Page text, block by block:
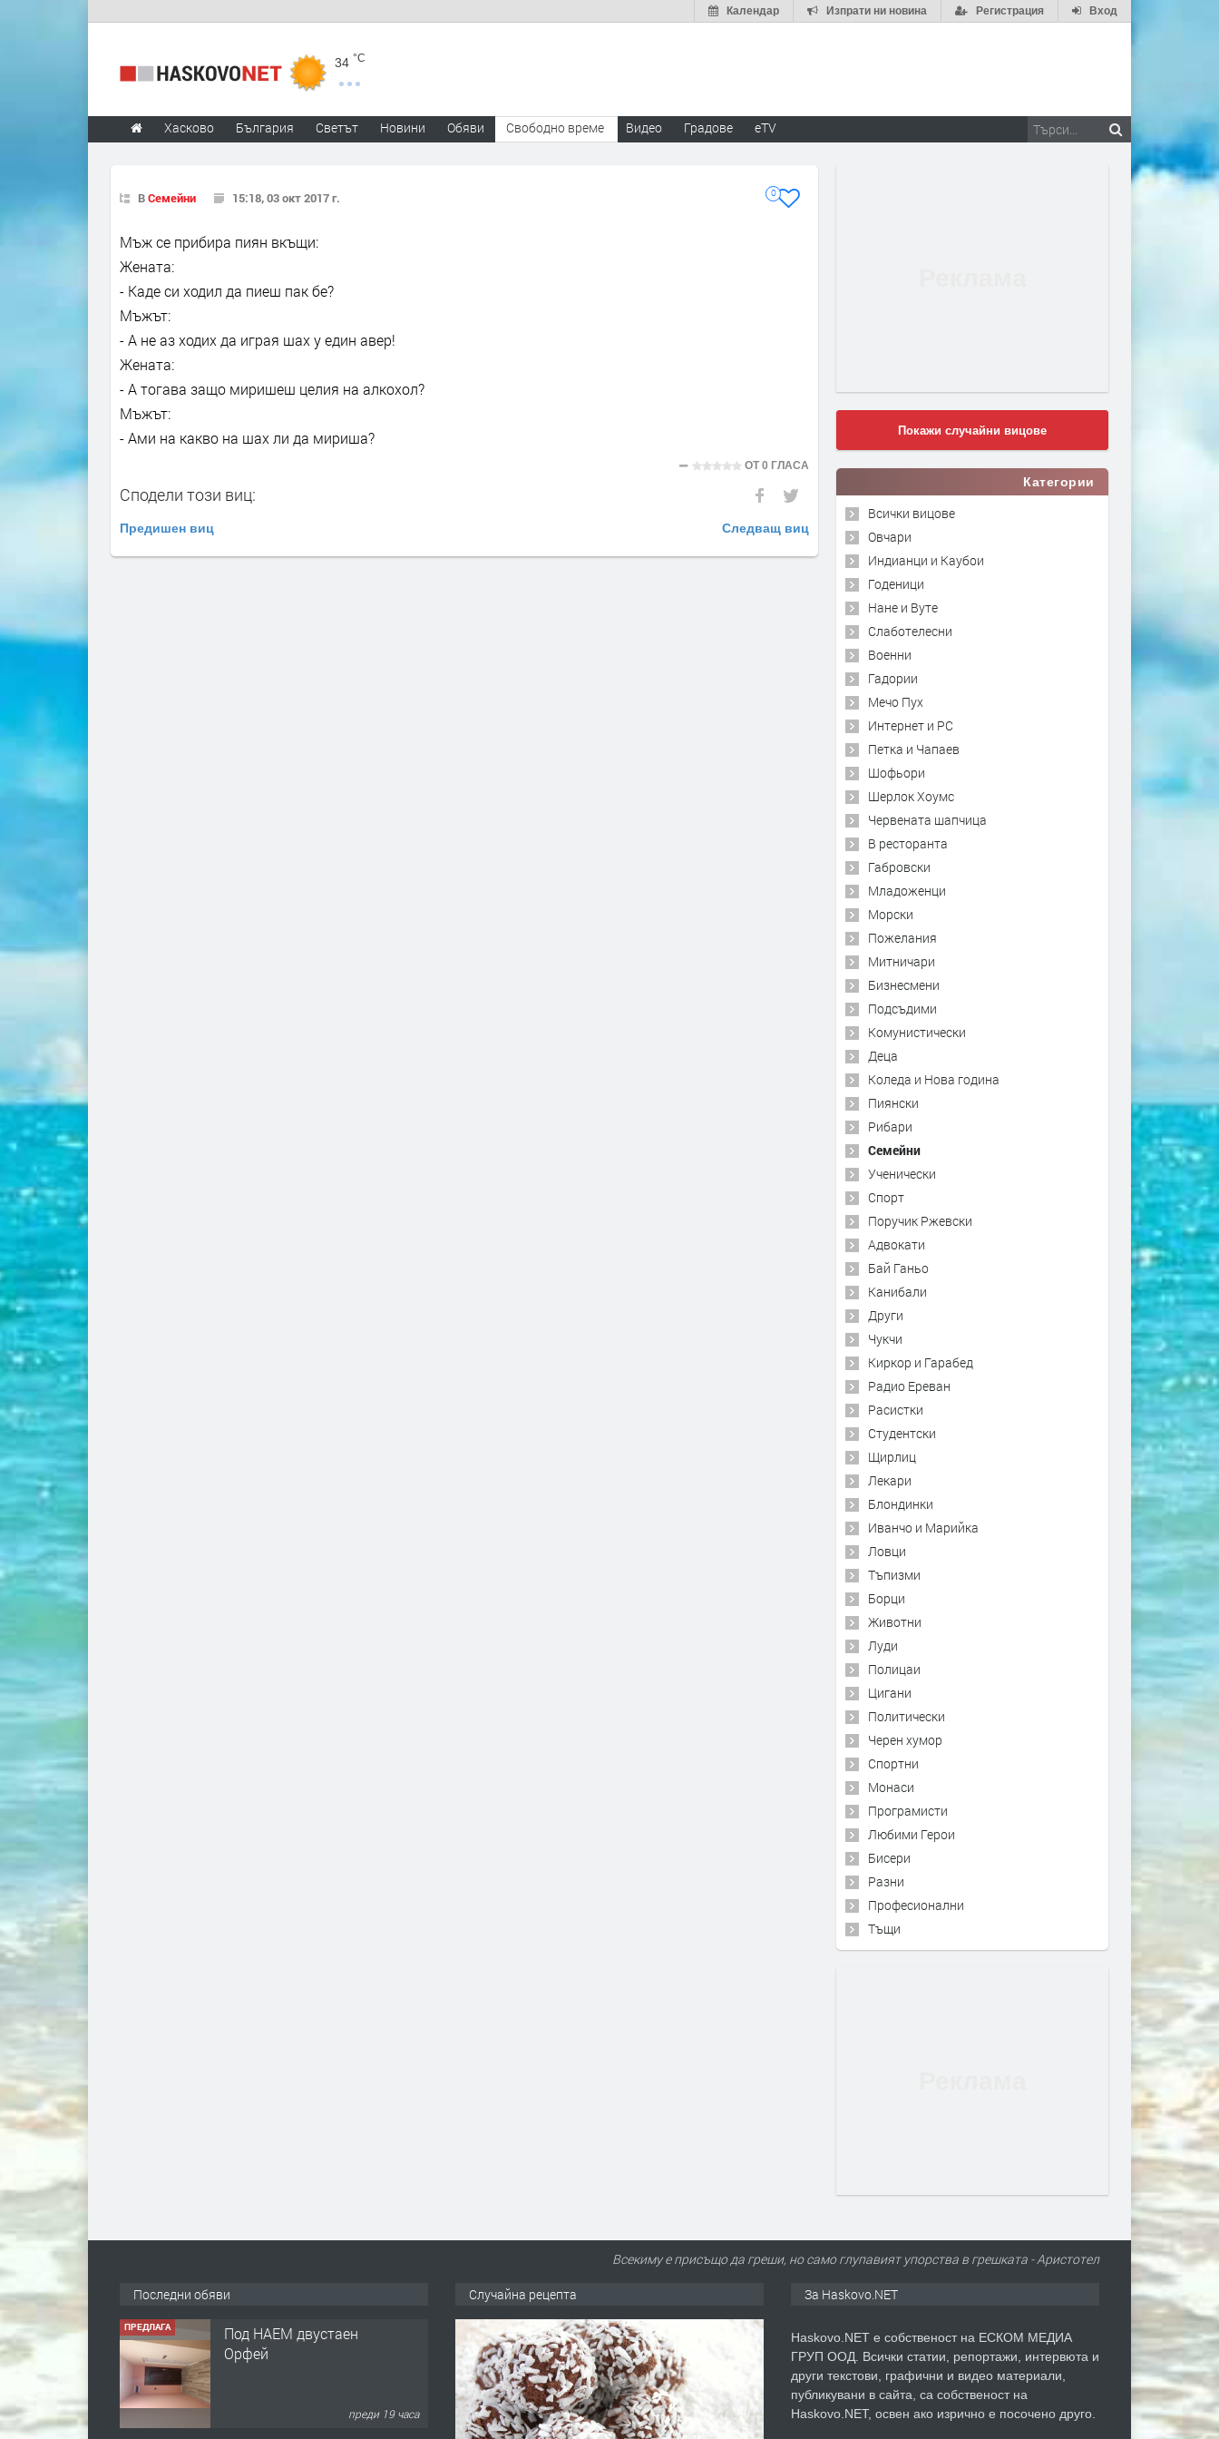
Вход
Регистрация
Изпрати ни новина
Календар
34 °C
Хасково България Светът Новини Обяви Свободно време Видео Градове eTV
ВСемейни 15:18, 03 окт 2017 г. 0
Мъж се прибира пиян вкъщи:
Жената:
- Каде си ходил да пиеш пак бе?
Мъжът:
- А не аз ходих да играя шах у един авер!
Жената:
- А тогава защо миришеш целия на алкохол?
Мъжът:
- Ами на какво на шах ли да мириша?
ОТ0 ГЛАСА
Сподели този виц:
Предишен виц Следващ виц
Покажи случайни вицове
Категории
Всички вицове
Овчари
Индианци и Каубои
Годеници
Нане и Вуте
Слаботелесни
Военни
Гадории
Мечо Пух
Интернет и PC
Петка и Чапаев
Шофьори
Шерлок Хоумс
Червената шапчица
В ресторанта
Габровски
Младоженци
Морски
Пожелания
Митничари
Бизнесмени
Подсъдими
Комунистически
Деца
Коледа и Нова година
Пиянски
Рибари
Семейни
Ученически
Спорт
Поручик Ржевски
Адвокати
Бай Ганьо
Канибали
Други
Чукчи
Киркор и Гарабед
Радио Ереван
Расистки
Студентски
Щирлиц
Лекари
Блондинки
Иванчо и Марийка
Ловци
Тъпизми
Борци
Животни
Луди
Полицаи
Цигани
Политически
Черен хумор
Спортни
Монаси
Програмисти
Любими Герои
Бисери
Разни
Професионални
Тъщи
Всекиму е присъщо да греши, но само глупавият упорства в грешката - Аристотел
Последни обяви
ПРЕДЛАГА
Под НАЕМ двустаен
Орфей
преди 19 часа
Случайна рецепта За Haskovo.NET
Haskovo.NET е собственост на ЕСКОМ МЕДИА
ГРУП ООД. Всички статии, репортажи, интервюта и
други текстови, графични и видео материали,
публикувани в сайта, са собственост на
Haskovo.NET, освен ако изрично е посочено друго.